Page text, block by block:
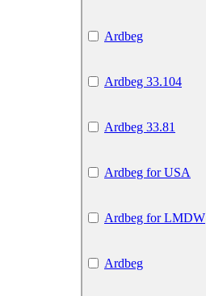
Ardbeg
Ardbeg 33.104
Ardbeg 33.81
Ardbeg for USA
Ardbeg for LMDW
Ardbeg